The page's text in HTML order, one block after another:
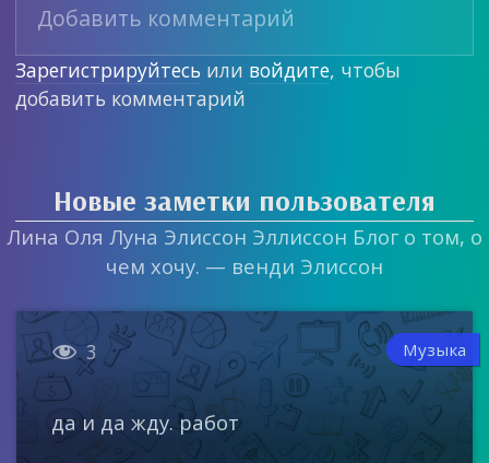
Зарегистрируйтесь или войдите, чтобы
добавить комментарий
Новые заметки пользователя
Лина Оля Луна Элиссон Эллиссон Блог о том, о
чем хочу. — венди Элиссон
 3 Музыка
да и да жду. работ